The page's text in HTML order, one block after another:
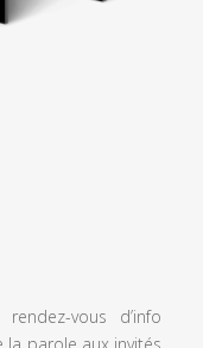
vous d’info
parole aux invités